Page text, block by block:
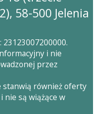
58-500 Jelenia
23123007200000.
i nie
przez
stanwią również oferty
nie są wiążące w